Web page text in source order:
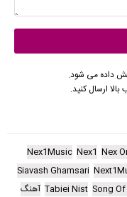
داده می شود.
ارسال کنید.
Nex
Nex1
Nex1Music
Siavash Ghamsari
Song
Tabiei Nist آهنگ